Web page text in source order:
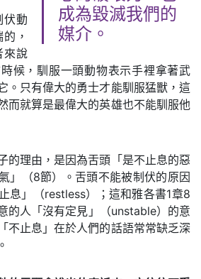
成為毀滅我們的
媒介。
伏動
，
來說
候，馴服一頭動物表示手裡拿著武
。只有偉大的勇士才能馴服猛獸，這
而就算是最偉大的英雄也不能馴服他
的理由，是因為舌頭「是不止息的惡
」（8節）。舌頭不能被制伏的原因
息」（restless）；這和雅各書1章8
的人「沒有定見」（unstable）的意
不止息」在於人們的話語常常缺乏深